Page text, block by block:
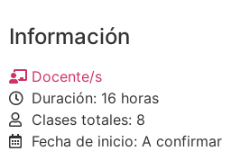
Información
Docente/s
Duración: 16 horas
Clases totales: 8
Fecha de inicio: A confirmar